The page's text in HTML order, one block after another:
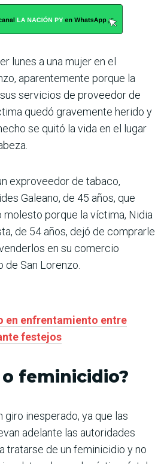
lunes a una mujer en el
aparentemente porque la
servicios de proveedor de
quedó gravemente herido y
se quitó la vida en el lugar
exproveedor de tabaco,
Galeano, de 45 años, que
porque la víctima, Nidia
de 54 años, dejó de comprarle
en su comercio
San Lorenzo.
en enfrentamiento entre
festejos
feminicidio?
giro inesperado, ya que las
adelante las autoridades
tratarse de un feminicidio y no